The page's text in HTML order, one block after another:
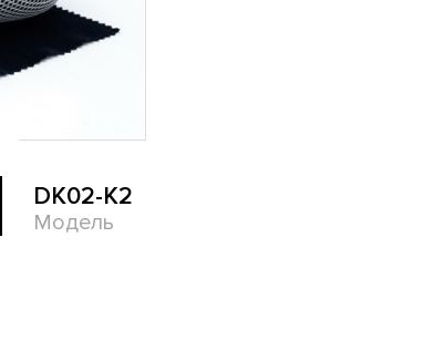
DK02-K2
Модель